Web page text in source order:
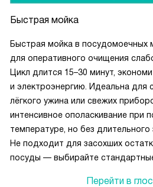
Быстрая мойка
Быстрая мойка в
для оперативного очищения
Цикл длится 15–30 минут,
и электроэнергию. Идеальна для
лёгкого ужина или свежих
интенсивное ополаскивание при
температуре, но без длительного
Не подходит для засохших
посуды — выбирайте
Перейти в